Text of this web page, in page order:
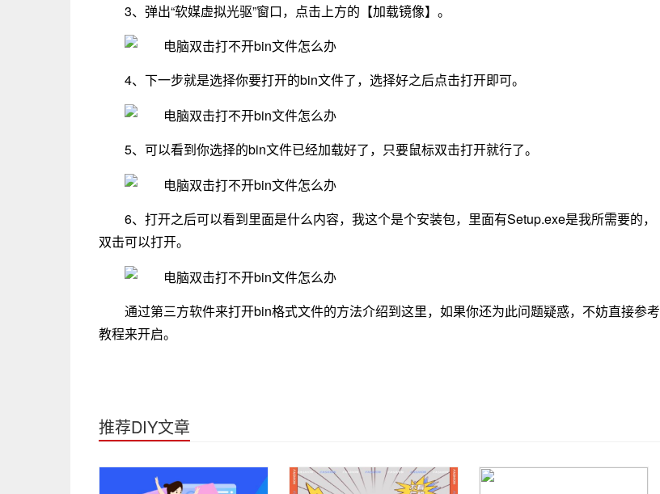
3、弹出“软媒虚拟光驱”窗口，点击上方的【加载镜像】。
4、下一步就是选择你要打开的bin文件了，选择好之后点击打开即可。
5、可以看到你选择的bin文件已经加载好了，只要鼠标双击打开就行了。
6、打开之后可以看到里面是什么内容，我这个是个安装包，里面有Setup.exe是我所需要的，
双击可以打开。
通过第三方软件来打开bin格式文件的方法介绍到这里，如果你还为此问题疑惑，不妨直接参考
教程来开启。
推荐DIY文章